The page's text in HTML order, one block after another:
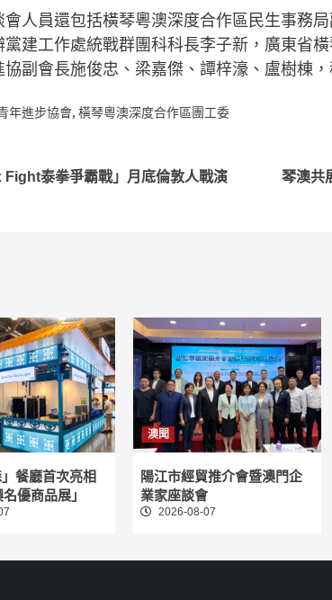
會人員還包括橫琴粵澳深度合作區民生事務
黨建工作處統戰群團科科長李子新，廣東省
副會長施俊忠、梁嘉傑、譚梓濠、盧樹棟，
年進步協會, 橫琴粵澳深度合作區團工委
Fight泰拳爭霸戰」月底倫敦人戰演
琴澳共
餐廳首次亮相
名優商品展」
澳聞
陽江市經貿推介會暨澳門企
業家座談會
2026-08-07